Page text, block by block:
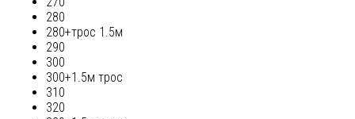
280
280+трос 1.5м
290
300
300+1.5м трос
310
320